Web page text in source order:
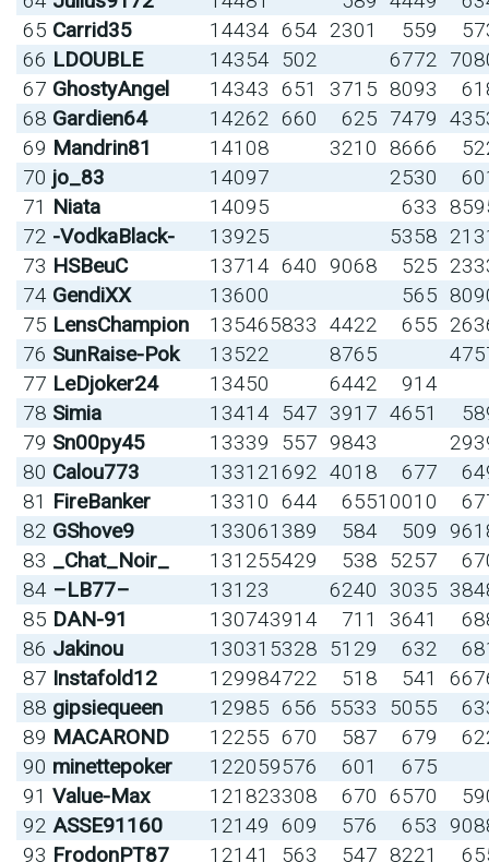
65 Carrid35 14434 654 2301 559
66 LDOUBLE 14354 502 6772
67 GhostyAngel 14343 651 3715 8093
68 Gardien64 14262 660 625 7479
69 Mandrin81 14108 3210 8666
70 jo_83 14097 2530
71 Niata 14095 633
72 -VodkaBlack- 13925 5358
73 HSBeuC 13714 640 9068 525
74 GendiXX 13600 565
75 LensChampion 135465833 4422 655
76 SunRaise-Pok 13522 8765
77 LeDjoker24 13450 6442
914
78 Simia 13414 547 3917 4651
79 Sn00py45 13339 557 9843
80 Calou773 133121692 4018 677
81 FireBanker 13310 644 65510010
82 GShove9 133061389 584 509
83 _Chat_Noir_ 131255429 538 5257
84 –LB77– 13123 6240 3035
85 DAN-91 130743914 711 3641
86 Jakinou 13031 5328 5129 632
87 Instafold12 129984722 518 541
88 gipsiequeen 12985 656 5533 5055
89 MACAROND 12255 670 587 679
90 minettepoker 122059576 601
675
91 Value-Max 121823308 670 6570
92 ASSE91160 12149 609 576 653
93 FrodonPT87 12141 563 547 8221